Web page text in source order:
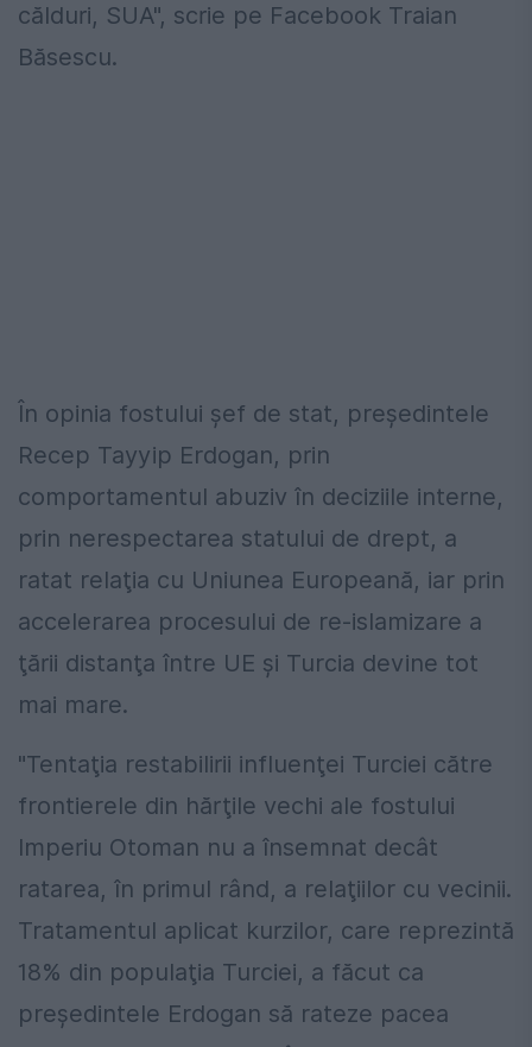
călduri, SUA", scrie pe Facebook Traian
Băsescu.
În opinia fostului şef de stat, preşedintele
Recep Tayyip Erdogan, prin
comportamentul abuziv în deciziile interne,
prin nerespectarea statului de drept, a
ratat relaţia cu Uniunea Europeană, iar prin
accelerarea procesului de re-islamizare a
ţării distanţa între UE şi Turcia devine tot
mai mare.
"Tentaţia restabilirii influenţei Turciei către
frontierele din hărţile vechi ale fostului
Imperiu Otoman nu a însemnat decât
ratarea, în primul rând, a relaţiilor cu vecinii.
Tratamentul aplicat kurzilor, care reprezintă
18% din populaţia Turciei, a făcut ca
preşedintele Erdogan să rateze pacea